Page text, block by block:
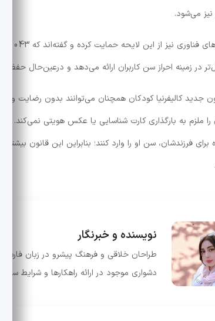
می‌شود.
در زمینه احراز سن کاربران ارائه می‌دهد و درعین‌حال
جدید کالیفرنیا کودکان همچنان می‌توانند بدون رضایت
را ملزم به بارگذاری کارت شناسایی یا عکس هویتی نمی‌کند.
برای فرزندشان، سن او را وارد کنند؛ بنابراین این قانون
نویسنده و خبرنگار
طراحان خلاقی و فرهنگ پیشرو در زبان
دشواری موجود در ارائه راهکارها و شرایط